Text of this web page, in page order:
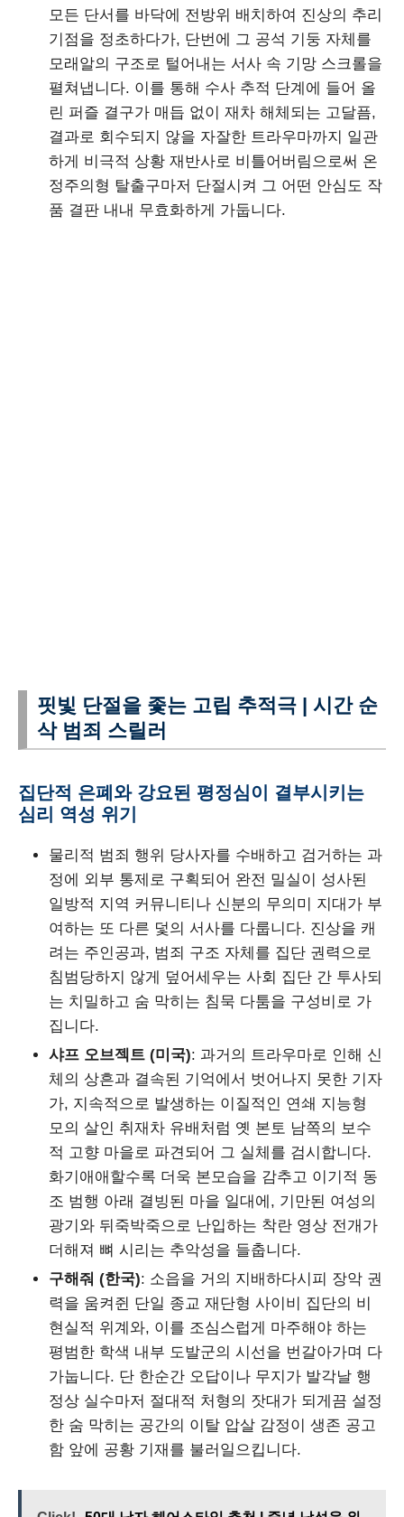
모든 단서를 바닥에 전방위 배치하여 진상의 추리
기점을 정초하다가, 단번에 그 공석 기둥 자체를
모래알의 구조로 털어내는 서사 속 기망 스크롤을
펼쳐냅니다. 이를 통해 수사 추적 단계에 들어 올
린 퍼즐 결구가 매듭 없이 재차 해체되는 고달픔,
결과로 회수되지 않을 자잘한 트라우마까지 일관
하게 비극적 상황 재반사로 비틀어버림으로써 온
정주의형 탈출구마저 단절시켜 그 어떤 안심도 작
품 결판 내내 무효화하게 가둡니다.
핏빛 단절을 좇는 고립 추적극 | 시간 순
삭 범죄 스릴러
집단적 은폐와 강요된 평정심이 결부시키는
심리 역성 위기
물리적 범죄 행위 당사자를 수배하고 검거하는 과
정에 외부 통제로 구획되어 완전 밀실이 성사된
일방적 지역 커뮤니티나 신분의 무의미 지대가 부
여하는 또 다른 덫의 서사를 다룹니다. 진상을 캐
려는 주인공과, 범죄 구조 자체를 집단 권력으로
침범당하지 않게 덮어세우는 사회 집단 간 투사되
는 치밀하고 숨 막히는 침묵 다툼을 구성비로 가
집니다.
샤프 오브젝트 (미국): 과거의 트라우마로 인해 신
체의 상흔과 결속된 기억에서 벗어나지 못한 기자
가, 지속적으로 발생하는 이질적인 연쇄 지능형
모의 살인 취재차 유배처럼 옛 본토 남쪽의 보수
적 고향 마을로 파견되어 그 실체를 검시합니다.
화기애애할수록 더욱 본모습을 감추고 이기적 동
조 범행 아래 결빙된 마을 일대에, 기만된 여성의
광기와 뒤죽박죽으로 난입하는 착란 영상 전개가
더해져 뼈 시리는 추악성을 들춥니다.
구해줘 (한국): 소읍을 거의 지배하다시피 장악 권
력을 움켜쥔 단일 종교 재단형 사이비 집단의 비
현실적 위계와, 이를 조심스럽게 마주해야 하는
평범한 학색 내부 도발군의 시선을 번갈아가며 다
가눕니다. 단 한순간 오답이나 무지가 발각날 행
정상 실수마저 절대적 처형의 잣대가 되게끔 설정
한 숨 막히는 공간의 이탈 압살 감정이 생존 공고
함 앞에 공황 기재를 불러일으킵니다.